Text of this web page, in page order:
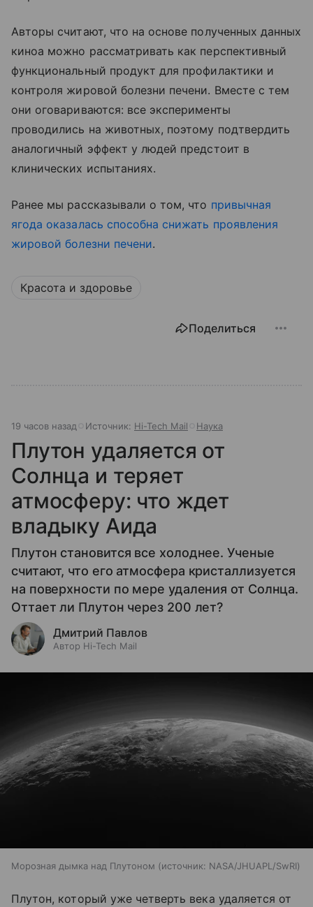
Авторы считают, что на основе полученных данных
киноа можно рассматривать как перспективный
функциональный продукт для профилактики и
контроля жировой болезни печени. Вместе с тем
они оговариваются: все эксперименты
проводились на животных, поэтому подтвердить
аналогичный эффект у людей предстоит в
клинических испытаниях.
Ранее мы рассказывали о том, что привычная
ягода оказалась способна снижать проявления
жировой болезни печени.
Красота и здоровье
Поделиться
19 часов назад Источник: Hi-Tech Mail Наука
Плутон удаляется от
Солнца и теряет
атмосферу: что ждет
владыку Аида
Плутон становится все холоднее. Ученые
считают, что его атмосфера кристаллизуется
на поверхности по мере удаления от Солнца.
Оттает ли Плутон через 200 лет?
Дмитрий Павлов
Автор Hi-Tech Mail
Морозная дымка над Плутоном источник: NASA/JHUAPL/SwRI
Плутон, который уже четверть века удаляется от